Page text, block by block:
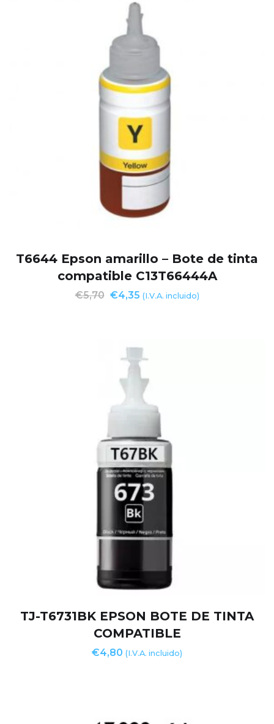
T6644 Epson amarillo – Bote de tinta
compatible C13T66444A
€5,70 €4,35 (I.V.A. incluido)
TJ-T6731BK EPSON BOTE DE TINTA
COMPATIBLE
€4,80 (I.V.A. incluido)